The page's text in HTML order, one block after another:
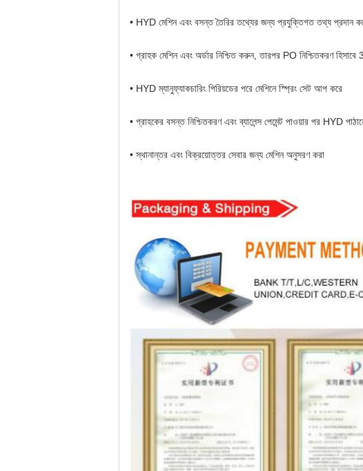
• HYD মেশিন এবং বসন্ত তৈরির তথ্যের জন্য প্রযুক্তিগত তথ্য প্রদান
• গ্রাহক মেশিন এবং অর্ডার নিশ্চিত করুন, তারপর PO নিশ্চিতকরণ
• HYD ম্যানুফ্যাকচারিং পিরিয়ডের পরে মেশিনে স্প্রিং সেট আপ করে
• গ্রাহকের বসন্ত নিশ্চিতকরণ এবং ব্যালেন্স পেমেন্ট পাওয়ার পর HYD
• স্থানান্তর এবং বিক্রয়োত্তর সেবার জন্য মেশিন অনুসরণ করা